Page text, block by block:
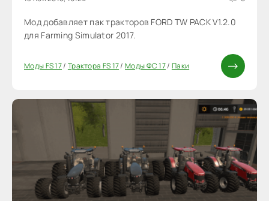
Мод добавляет пак тракторов FORD TW PACK V1.2.0
для Farming Simulator 2017.
Моды FS 17/ Трактора FS 17/Моды ФС 17/ Паки